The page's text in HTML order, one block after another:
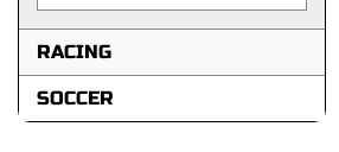
RACING
SOCCER